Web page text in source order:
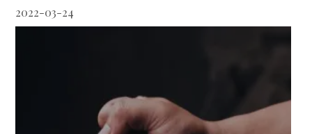
2022-03-24